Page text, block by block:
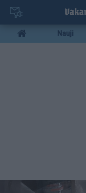
Pereiti
pagrindinį
turinį
Mobile
menu
Nauji